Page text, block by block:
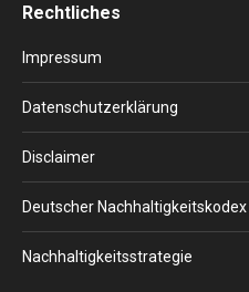
opens
window
opens
window
opens
windowwindowwindow
Rechtliches
Impressum
Datenschutzerklärung
Disclaimer
Deutscher Nachhaltigkeitskodex
Nachhaltigkeitsstrategie